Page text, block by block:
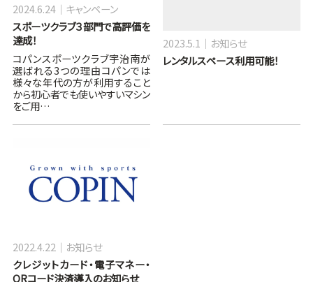
スポーツクラブ３部門で高評価を
達成！
2024.6.24 キャンペーン
コパンスポーツクラブ宇治南が
選ばれる3つの理由コパンでは
様々な年代の方が利用すること
から初心者でも使いやすいマシン
をご用…
レンタルスペース利用可能！
2023.5.1 お知らせ
クレジットカード・電子マネー・
QRコード決済導入のお知らせ
2022.4.22 お知らせ